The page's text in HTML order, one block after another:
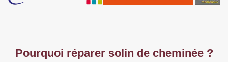
Pourquoi réparer solin de cheminée ?